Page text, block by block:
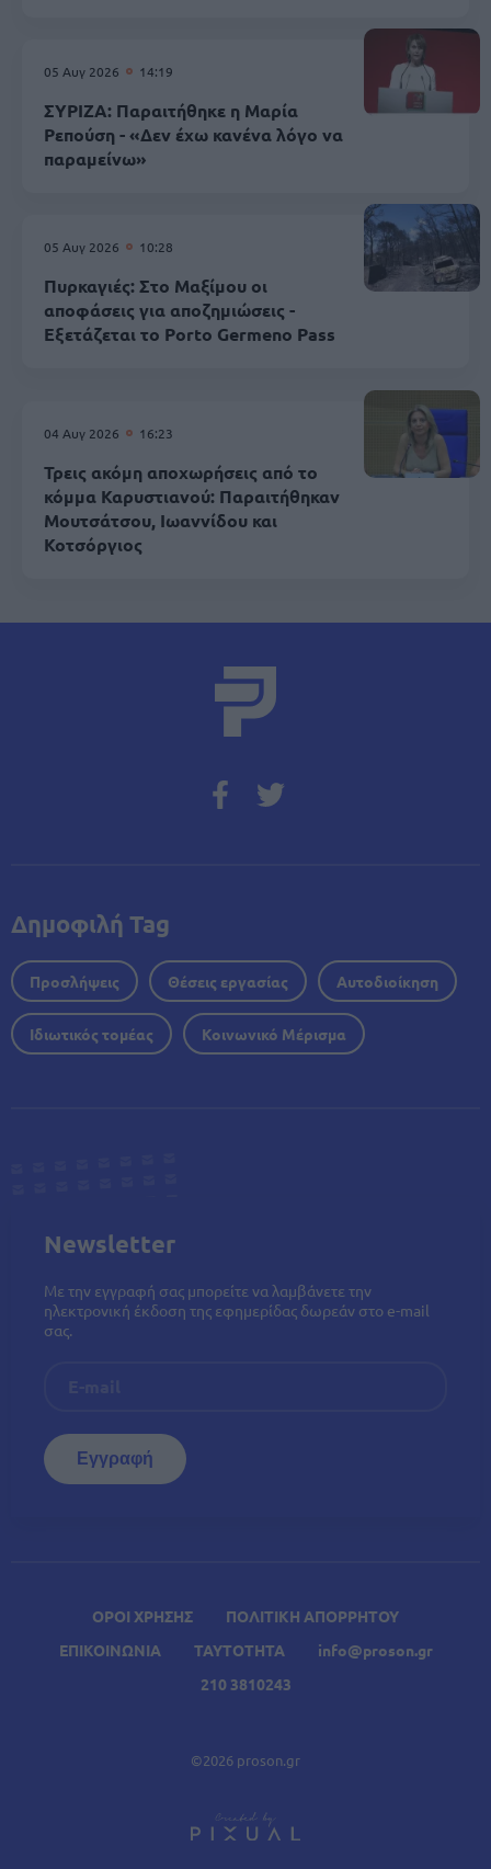
A Σχετικά Άρθρα
05 Αυγ 2026 14:19
ΣΥΡΙΖΑ: Παραιτήθηκε η Μαρία
Ρεπούση - «Δεν έχω κανένα λόγο να
παραμείνω»
05 Αυγ 2026 10:28
Πυρκαγιές: Στο Μαξίμου οι
αποφάσεις για αποζημιώσεις -
Εξετάζεται το Porto Germeno Pass
04 Αυγ 2026 16:23
Τρεις ακόμη αποχωρήσεις από το
κόμμα Καρυστιανού: Παραιτήθηκαν
Μουτσάτσου, Ιωαννίδου και
Κοτσόργιος
ΟΡΟΙ ΧΡΗΣΗΣ
ΠΟΛΙΤΙΚΗ ΑΠΟΡΡΗΤΟΥ
ΕΠΙΚΟΙΝΩΝΙΑ
ΤΑΥΤΟΤΗΤΑ
info@proson.gr
210 3810243
©2026 proson.gr
Δημοφιλή Tag
Προσλήψεις Θέσεις εργασίας Αυτοδιοίκηση
Ιδιωτικός τομέας Κοινωνικό Μέρισμα
Newsletter
Με την εγγραφή σας μπορείτε να λαμβάνετε την
ηλεκτρονική έκδοση της εφημερίδας δωρεάν στο e-mail
σας.